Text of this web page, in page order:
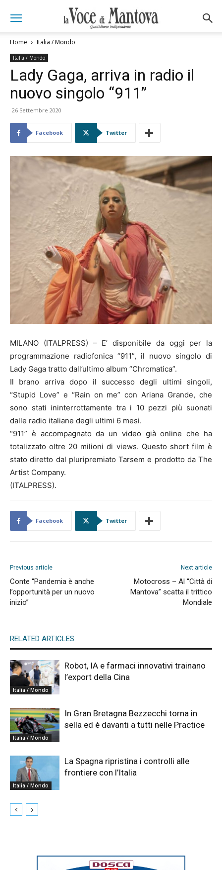
Home Italia / Mondo
Italia / Mondo
Lady Gaga, arriva in radio il
nuovo singolo “911”
26 Settembre 2020
Facebook Twitter
MILANO (ITALPRESS) – E’ disponibile da oggi per la
programmazione radiofonica “911”, il nuovo singolo di
Lady Gaga tratto dall’ultimo album “Chromatica”.
Il brano arriva dopo il successo degli ultimi singoli,
“Stupid Love” e “Rain on me” con Ariana Grande, che
sono stati ininterrottamente tra i 10 pezzi più suonati
dalle radio italiane degli ultimi 6 mesi.
“911” è accompagnato da un video già online che ha
totalizzato oltre 20 milioni di views. Questo short film è
stato diretto dal pluripremiato Tarsem e prodotto da The
Artist Company.
(ITALPRESS).
Facebook Twitter
Previous article
Conte “Pandemia è anche
l’opportunità per un nuovo
inizio”
Next article
Motocross – Al “Città di
Mantova” scatta il trittico
Mondiale
RELATED ARTICLES
Italia / Mondo
Robot, IA e farmaci innovativi trainano
l’export della Cina
Italia / Mondo
In Gran Bretagna Bezzecchi torna in
sella ed è davanti a tutti nelle Practice
Italia / Mondo
La Spagna ripristina i controlli alle
frontiere con l’Italia